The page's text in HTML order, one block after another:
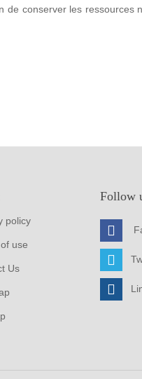
conserver les ressources
policy
use
Us
Follow